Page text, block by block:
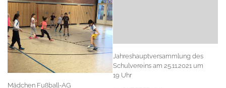
Mädchen Fußball-AG
Jahreshauptversammlung des
Schulvereins am 25.11.2021 um
19 Uhr